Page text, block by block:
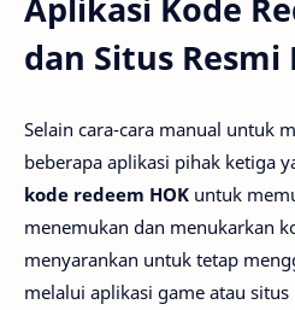
Aplikasi Kode
dan Situs Resmi
Selain cara-cara manual untuk
beberapa aplikasi pihak ketiga
kode redeem HOK untuk
menemukan dan menukarkan
menyarankan untuk tetap
melalui aplikasi game atau situs